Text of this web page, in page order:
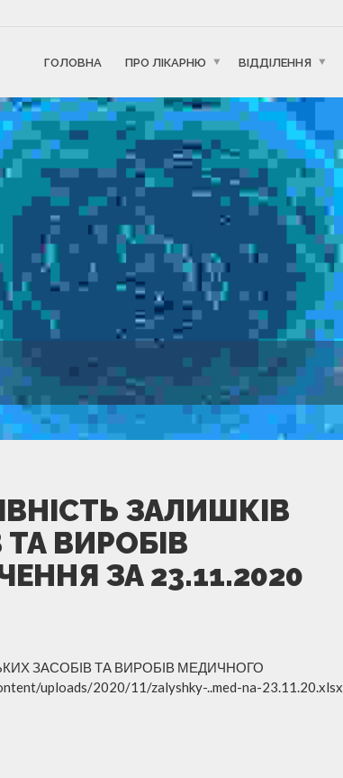
ГОЛОВНА ПРО ЛІКАРНЮ ВІДДІЛЕННЯ
ЗАЛИШКІВ
ВИРОБІВ
ЗА 23.11.2020
ЗАСОБІВ ТА ВИРОБІВ МЕДИЧНОГО
uploads/2020/11/zalyshky-..med-na-23.11.20.xlsx